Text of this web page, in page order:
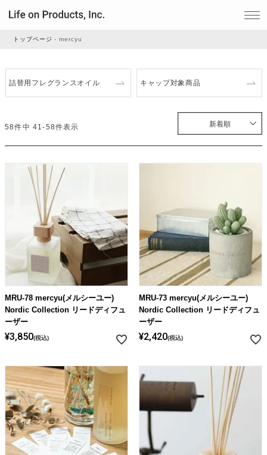
ビューティー
デジタル雑貨
ライト・シーリングファン
アクセサリー・消耗品
トップページ mercyu
詰替用フレグランスオイル キャップ対象商品
新着順
58件中 41-58件表示
MRU-78 mercyu(メルシーユー)
Nordic Collection リードディフュ
ーザー
¥3,850 税込
MRU-73 mercyu(メルシーユー)
Nordic Collection リードディフュ
ーザー
¥2,420 税込